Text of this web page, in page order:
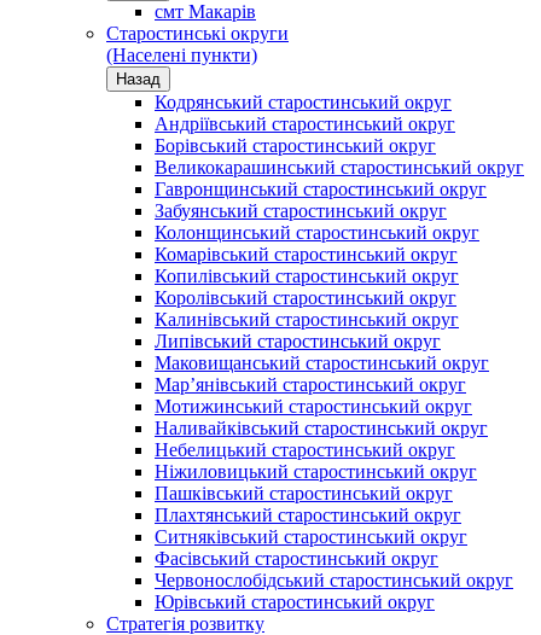
смт Макарів
Старостинські округи
(Населені пункти)
Назад
Кодрянський старостинський округ
Андріївський старостинський округ
Борівський старостинський округ
Великокарашинський старостинський округ
Гавронщинський старостинський округ
Забуянський старостинський округ
Колонщинський старостинський округ
Комарівський старостинський округ
Копилівський старостинський округ
Королівський старостинський округ
Калинівський старостинський округ
Липівський старостинський округ
Маковищанський старостинський округ
Мар’янівський старостинський округ
Мотижинський старостинський округ
Наливайківський старостинський округ
Небелицький старостинський округ
Ніжиловицький старостинський округ
Пашківський старостинський округ
Плахтянський старостинський округ
Ситняківський старостинський округ
Фасівський старостинський округ
Червонослобідський старостинський округ
Юрівський старостинський округ
Стратегія розвитку